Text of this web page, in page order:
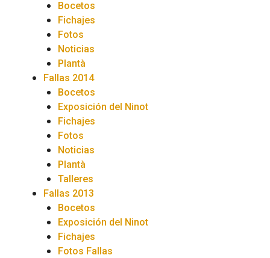
Bocetos
Fichajes
Fotos
Noticias
Plantà
Fallas 2014
Bocetos
Exposición del Ninot
Fichajes
Fotos
Noticias
Plantà
Talleres
Fallas 2013
Bocetos
Exposición del Ninot
Fichajes
Fotos Fallas